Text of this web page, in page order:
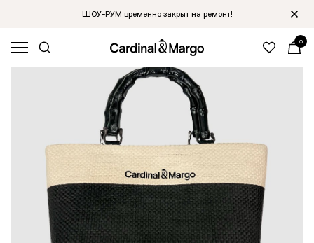
ШОУ-РУМ временно закрыт на ремонт!
0